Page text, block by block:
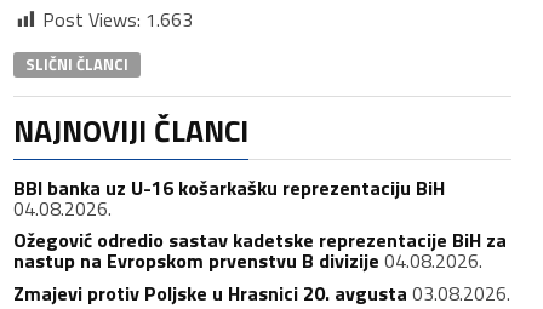
Post Views: 1.663
SLIČNI ČLANCI
NAJNOVIJI ČLANCI
BBI banka uz U-16 košarkašku reprezentaciju BiH
04.08.2026.
Ožegović odredio sastav kadetske reprezentacije BiH za
nastup na Evropskom prvenstvu B divizije 04.08.2026.
Zmajevi protiv Poljske u Hrasnici 20. avgusta 03.08.2026.